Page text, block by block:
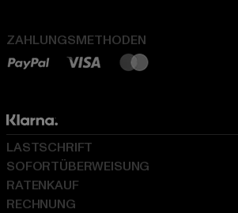
ZAHLUNGSMETHODEN
LASTSCHRIFT
SOFORTÜBERWEISUNG
RATENKAUF
RECHNUNG